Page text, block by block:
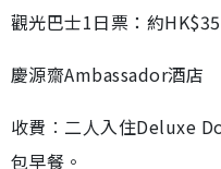
觀光巴士1日票：約HK$35
慶源齋Ambassador酒店
收費︰二人入住Deluxe
包早餐。